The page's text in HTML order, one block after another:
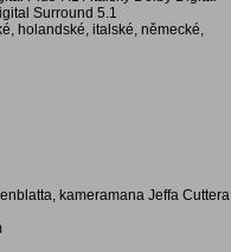
Surround 5.1
holandské, italské, německé,
kameramana Jeffa Cuttera